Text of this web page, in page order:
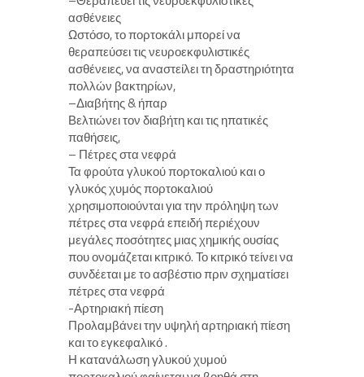
ασθένειες
Ωστόσο, το πορτοκάλι μπορεί να
θεραπεύσει τις νευροεκφυλιστικές
ασθένειες, να αναστείλει τη δραστηριότητα
πολλών βακτηρίων,
–Διαβήτης & ήπαρ
Βελτιώνει τον διαβήτη και τις ηπατικές
παθήσεις,
– Πέτρες στα νεφρά
Τα φρούτα γλυκού πορτοκαλιού και ο
γλυκός χυμός πορτοκαλιού
χρησιμοποιούνται για την πρόληψη των
πέτρες στα νεφρά επειδή περιέχουν
μεγάλες ποσότητες μιας χημικής ουσίας
που ονομάζεται κιτρικό. Το κιτρικό τείνει να
συνδέεται με το ασβέστιο πριν σχηματίσει
πέτρες στα νεφρά
-Αρτηριακή πίεση
Προλαμβάνει την υψηλή αρτηριακή πίεση
και το εγκεφαλικό .
Η κατανάλωση γλυκού χυμού